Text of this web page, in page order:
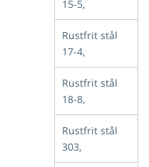
15-5,
Rustfrit stål
17-4,
Rustfrit stål
18-8,
Rustfrit stål
303,